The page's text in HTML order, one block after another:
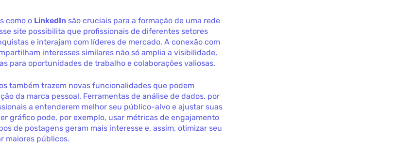
como o LinkedIn são cruciais para a formação de uma rede
site possibilita que profissionais de diferentes setores
e interajam com líderes de mercado. A conexão com
interesses similares não só amplia a visibilidade,
para oportunidades de trabalho e colaborações valiosas.
também trazem novas funcionalidades que podem
da marca pessoal. Ferramentas de análise de dados, por
a entenderem melhor seu público-alvo e ajustar suas
gráfico pode, por exemplo, usar métricas de engajamento
de postagens geram mais interesse e, assim, otimizar seu
maiores públicos.